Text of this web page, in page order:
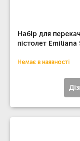
Набір для
пістолет
Немає в наявності